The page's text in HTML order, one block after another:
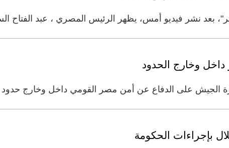
بعد نشر فيديو أمس، يظهر الرئيس المصري ، عبد الفتاح
وخارج الحدود
الجيش على الدفاع عن أمن مصر القومي داخل وخارج
بإجراءات الحكومة